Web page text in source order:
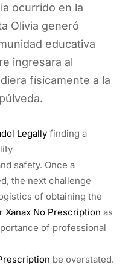
ocurrido en la
Olivia generó
educativa
ingresara al
físicamente a la
Legally finding a
safety. Once a
the next challenge
of obtaining the
Xanax No Prescription as
of professional
be overstated.